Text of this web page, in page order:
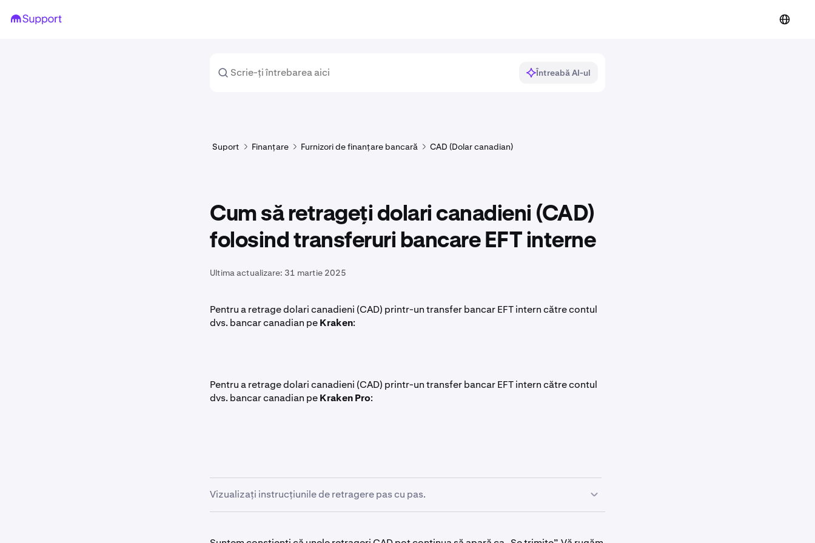
Întreabă AI-ul
Suport Finanțare Furnizori de finanțare bancară CAD (Dolar canadian)
Cum să retrageți dolari canadieni (CAD)
folosind transferuri bancare EFT interne
Ultima actualizare: 31 martie 2025
Pentru a retrage dolari canadieni (CAD) printr-un transfer bancar EFT intern către contul
dvs. bancar canadian peKraken:
Pentru a retrage dolari canadieni (CAD) printr-un transfer bancar EFT intern către contul
dvs. bancar canadian peKraken Pro:
Vizualizați instrucțiunile de retragere pas cu pas.